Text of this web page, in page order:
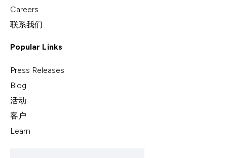
Careers
联系我们
Popular Links
Press Releases
Blog
活动
客户
Learn